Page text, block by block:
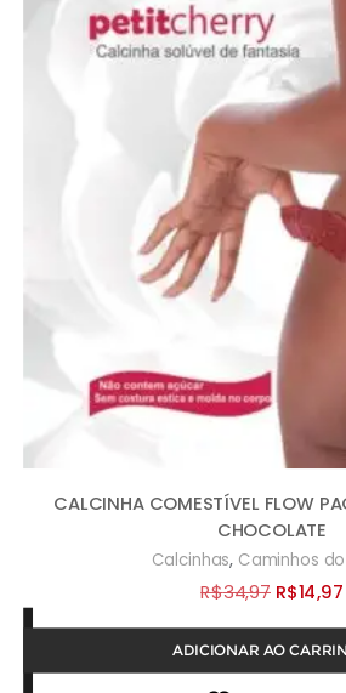
CALCINHA COMESTÍVEL FLOW
CHOCOLATE
Calcinhas, Caminhos
R$34,97 O
preço
original
R$14,97O
ADICIONAR AO